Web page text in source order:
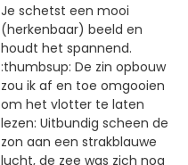
Je schetst een mooi
(herkenbaar) beeld en
houdt het spannend.
:thumbsup: De zin opbouw
zou ik af en toe omgooien
om het vlotter te laten
lezen: Uitbundig scheen de
zon aan een strakblauwe
lucht, de zee was zich nog